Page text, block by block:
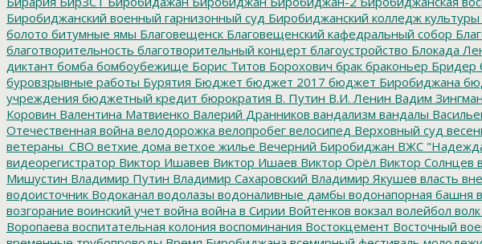
Биробиджанский военный гарнизонный суд Биробиджанский колледж культуры
болото битумные ямы Благовещенск Благовещенский кафедральный собор
благотворительность благотворительный концерт благоустройство Блокада
диктант бомба бомбоубежище Борис Титов Борохович брак браконьер Бридер
буровзрывные работы Бурятия Бюджет бюджет 2017 бюджет Биробиджана
учреждения бюджетный кредит бюрократия В. Путин В.И. Ленин Вадим Зингман
Коровин Валентина Матвиенко Валерий Дранников вандализм вандалы
Отечественная война велодорожка велопробег велосипед Верховный суд
ветераны_СВО ветхие дома ветхое жилье Вечерний Биробиджан ВЖС
видеорегистратор Виктор Ишавев Виктор Ишаев Виктор Орёл Виктор Солнцев
Мишустин Владимир Путин Владимир Сахаровский Владимир Якушев власть
водоисточник Водоканал водолазы водоналивные дамбы водонапорная башня
возгорание воинский учет война война в Сирии Войтенков вокзал волейбол волк
Воропаева воспитательная колония воспоминания Востокцемент Восточный